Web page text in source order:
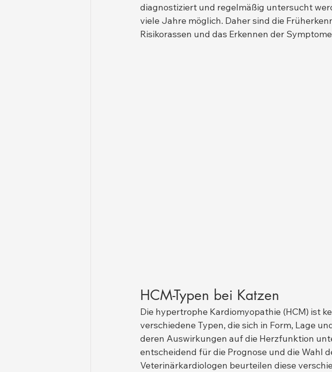
diagnostiziert und regelmäßig untersucht
viele Jahre möglich. Daher sind die
Risikorassen und das Erkennen der
HCM-Typen bei Katzen
Die hypertrophe Kardiomyopathie (HCM) ist
verschiedene Typen, die sich in Form, Lage
deren Auswirkungen auf die Herzfunktion
entscheidend für die Prognose und die Wahl
Veterinärkardiologen beurteilen diese